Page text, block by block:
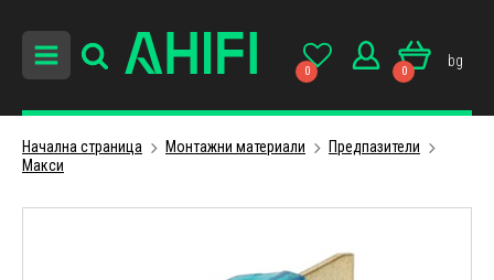
0 0
bg
Начална страница Монтажни материали
Предпазители
Макси